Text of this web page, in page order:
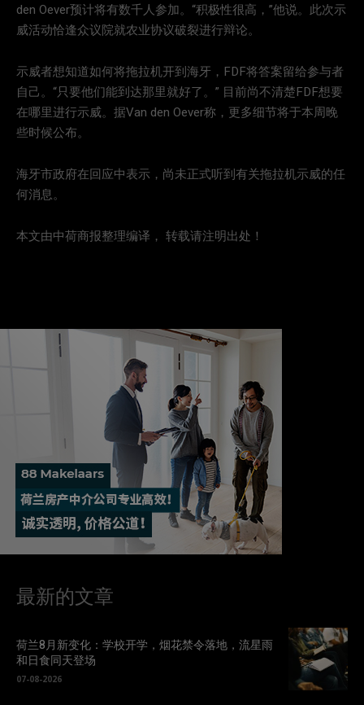
den Oever预计将有数千人参加。“积极性很高，”他说。此次示
威活动恰逢众议院就农业协议破裂进行辩论。
示威者想知道如何将拖拉机开到海牙，FDF将答案留给参与者
自己。“只要他们能到达那里就好了。” 目前尚不清楚FDF想要
在哪里进行示威。据Van den Oever称，更多细节将于本周晚
些时候公布。
海牙市政府在回应中表示，尚未正式听到有关拖拉机示威的任
何消息。
本文由中荷商报整理编译， 转载请注明出处！
最新的文章
荷兰8月新变化：学校开学，烟花禁令落地，流星雨
和日食同天登场
07-08-2026